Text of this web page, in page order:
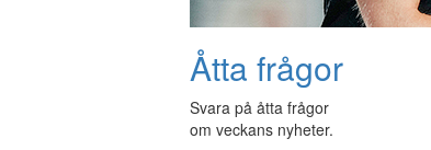
Åtta frågor
Svara på åtta frågor
om veckans nyheter.